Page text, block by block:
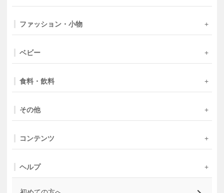
ファッション・小物
ベビー
食料・飲料
その他
コンテンツ
ヘルプ